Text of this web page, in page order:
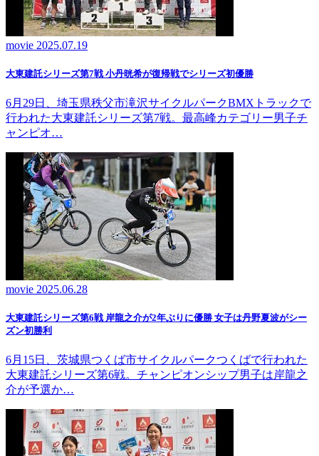
movie 2025.07.19
大東建託シリーズ第7戦 ⼩丹晄希が復帰戦でシリーズ初優勝
6月29日、埼玉県秩父市滝沢サイクルパークBMXトラックで
行われた大東建託シリーズ第7戦。最高峰カテゴリー男子チ
ャンピオ…
movie 2025.06.28
大東建託シリーズ第6戦 岸龍之介が2年ぶりに優勝 女子は丹野夏波がシー
ズン初勝利
6月15日、茨城県つくば市サイクルパークつくばで行われた
大東建託シリーズ第6戦。チャンピオンシップ男子は岸龍之
介が予選か…